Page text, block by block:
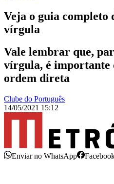
Veja o guia completo
vírgula
Vale lembrar que,
vírgula, é importante
ordem direta
Clube do Português
14/05/2021 15:12
Enviar no WhatsApp